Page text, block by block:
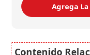
Agrega